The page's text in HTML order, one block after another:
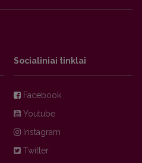
Socialiniai tinklai
Facebook
Youtube
Instagram
Twitter